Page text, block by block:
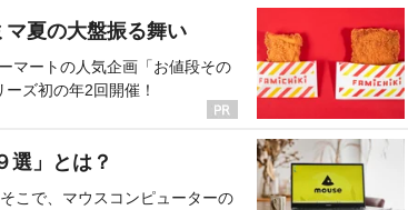
夏の大盤振る舞い
マートの人気企画「お値段その
ズ初の年2回開催！
選」とは？
こで、マウスコンピューターの